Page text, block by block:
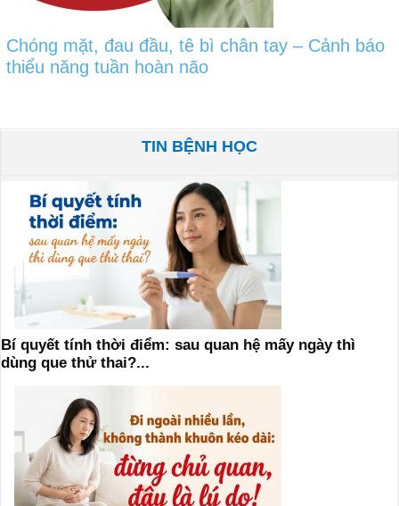
Chóng mặt, đau đầu, tê bì chân tay – Cảnh báo
thiểu năng tuần hoàn não
TIN BỆNH HỌC
Bí quyết tính thời điểm: sau quan hệ mấy ngày thì
dùng que thử thai?...